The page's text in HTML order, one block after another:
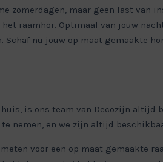
zomerdagen, maar geen last van
raamhor. Optimaal van jouw
nu jouw op maat gemaakte
is ons team van Decozijn altijd
nemen, en we zijn altijd
voor een op maat gemaakte